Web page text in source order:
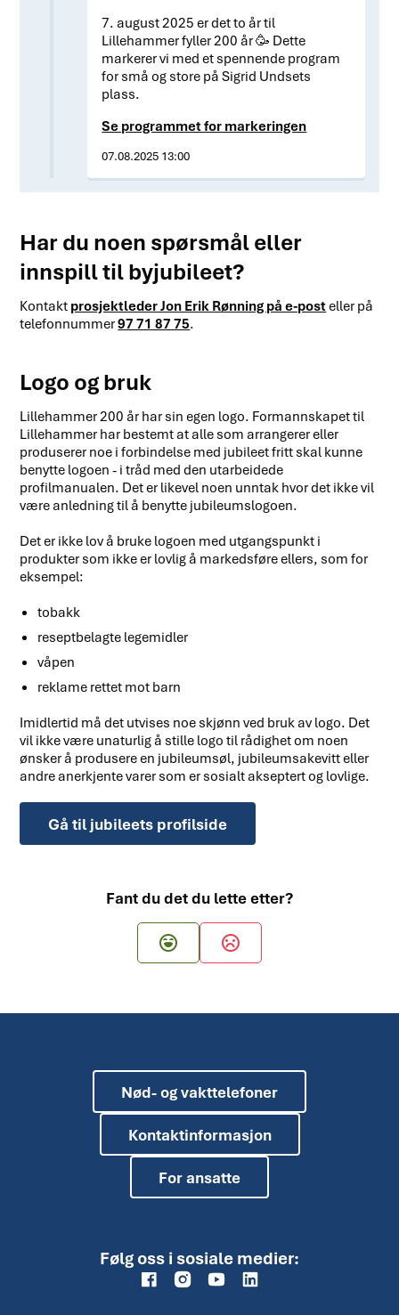
7. august 2025 er det to år til
Lillehammer fyller 200 år 🥳 Dette
markerer vi med et spennende program
for små og store på Sigrid Undsets
plass.
Se programmet for markeringen
07.08.2025 13:00
Har du noen spørsmål eller
innspill til byjubileet?
Kontakt prosjektleder Jon Erik Rønning på e-posteller på
telefonnummer97 71 87 75.
Logo og bruk
Lillehammer 200 år har sin egen logo. Formannskapet til
Lillehammer har bestemt at alle som arrangerer eller
produserer noe i forbindelse med jubileet fritt skal kunne
benytte logoen - i tråd med den utarbeidede
profilmanualen. Det er likevel noen unntak hvor det ikke vil
være anledning til å benytte jubileumslogoen.
Det er ikke lov å bruke logoen med utgangspunkt i
produkter som ikke er lovlig å markedsføre ellers, som for
eksempel:
tobakk
reseptbelagte legemidler
våpen
reklame rettet mot barn
Imidlertid må det utvises noe skjønn ved bruk av logo. Det
vil ikke være unaturlig å stille logo til rådighet om noen
ønsker å produsere en jubileumsøl, jubileumsakevitt eller
andre anerkjente varer som er sosialt akseptert og lovlige.
Gå til jubileets profilside
Fant du det du lette etter?
Ja Nei
Nød- og vakttelefoner
Kontaktinformasjon
For ansatte
Følg oss i sosiale medier: